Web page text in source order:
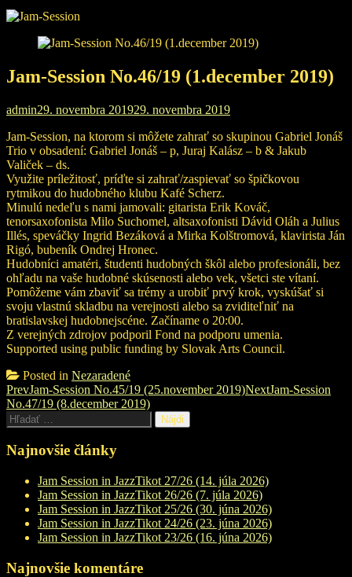
Jam-Session No.46/19 (1.december 2019)
admin29. novembra 201929. novembra 2019
Jam-Session, na ktorom si môžete zahrať so skupinou Gabriel Jonáš
Trio v obsadení: Gabriel Jonáš – p, Juraj Kalász – b & Jakub
Valiček – ds.
Využite príležitosť, príďte si zahrať/zaspievať so špičkovou
rytmikou do hudobného klubu Kafé Scherz.
Minulú nedeľu s nami jamovali: gitarista Erik Kováč,
tenorsaxofonista Milo Suchomel, altsaxofonisti Dávid Oláh a Julius
Illés, speváčky Ingrid Bezáková a Mirka Kolštromová, klavirista Ján
Rigó, bubeník Ondrej Hronec.
Hudobníci amatéri, študenti hudobných škôl alebo profesionáli, bez
ohľadu na vaše hudobné skúsenosti alebo vek, všetci ste vítaní.
Pomôžeme vám zbaviť sa trémy a urobiť prvý krok, vyskúšať si
svoju vlastnú skladbu na verejnosti alebo sa zviditeľniť na
bratislavskej hudobnejscéne. Začíname o 20:00.
Z verejných zdrojov podporil Fond na podporu umenia.
Supported using public funding by Slovak Arts Council.
Posted in Nezaradené
Post
navigation
PrevJam-Session No.45/19 (25.november 2019)NextJam-Session
No.47/19 (8.december 2019)
Hľadať:
Najnovšie články
Jam Session in JazzTikot 27/26 (14. júla 2026)
Jam Session in JazzTikot 26/26 (7. júla 2026)
Jam Session in JazzTikot 25/26 (30. júna 2026)
Jam Session in JazzTikot 24/26 (23. júna 2026)
Jam Session in JazzTikot 23/26 (16. júna 2026)
Najnovšie komentáre